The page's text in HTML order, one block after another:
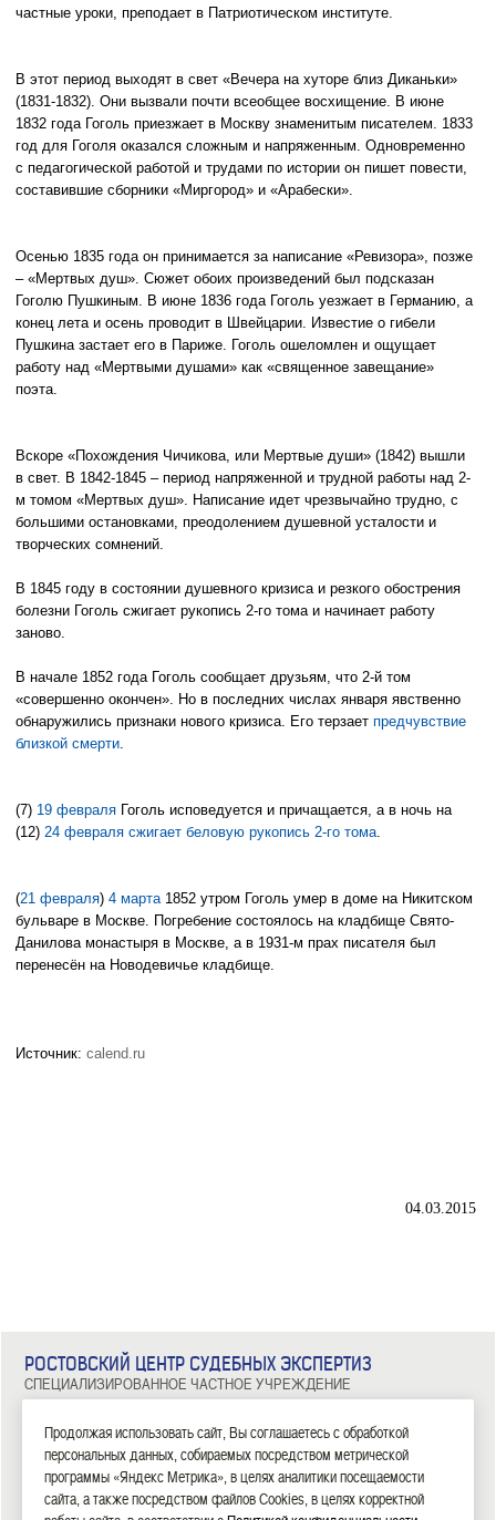
частные уроки, преподает в Патриотическом институте.
В этот период выходят в свет «Вечера на хуторе близ Диканьки»
(1831-1832). Они вызвали почти всеобщее восхищение. В июне
1832 года Гоголь приезжает в Москву знаменитым писателем. 1833
год для Гоголя оказался сложным и напряженным. Одновременно
с педагогической работой и трудами по истории он пишет повести,
составившие сборники «Миргород» и «Арабески».
Осенью 1835 года он принимается за написание «Ревизора», позже
– «Мертвых душ». Сюжет обоих произведений был подсказан
Гоголю Пушкиным. В июне 1836 года Гоголь уезжает в Германию, а
конец лета и осень проводит в Швейцарии. Известие о гибели
Пушкина застает его в Париже. Гоголь ошеломлен и ощущает
работу над «Мертвыми душами» как «священное завещание»
поэта.
Вскоре «Похождения Чичикова, или Мертвые души» (1842) вышли
в свет. В 1842-1845 – период напряженной и трудной работы над 2-
м томом «Мертвых душ». Написание идет чрезвычайно трудно, с
большими остановками, преодолением душевной усталости и
творческих сомнений.
В 1845 году в состоянии душевного кризиса и резкого обострения
болезни Гоголь сжигает рукопись 2-го тома и начинает работу
заново.
В начале 1852 года Гоголь сообщает друзьям, что 2-й том
«совершенно окончен». Но в последних числах января явственно
обнаружились признаки нового кризиса. Его терзает предчувствие
близкой смерти.
(7) 19 февраля Гоголь исповедуется и причащается, а в ночь на
(12) 24 февраля сжигает беловую рукопись 2-го тома.
(21 февраля) 4 марта1852 утром Гоголь умер в доме на Никитском
бульваре в Москве. Погребение состоялось на кладбище Свято-
Данилова монастыря в Москве, а в 1931-м прах писателя был
перенесён на Новодевичье кладбище.
Источник: calend.ru
04.03.2015
РОСТОВСКИЙ ЦЕНТР СУДЕБНЫХ ЭКСПЕРТИЗ
СПЕЦИАЛИЗИРОВАННОЕ ЧАСТНОЕ УЧРЕЖДЕНИЕ
Тел: 8 (863) 209-81-71, 8 (800) 100-34-14
ГЛАВНАЯ|ЭКСПЕРТИЗЫ|НОВОСТИ|ДОКУМЕНТЫ|О НАС|КОНТАКТЫ
2006—2026 СЧУ «Ростовский центр судебных экспертиз»
Продолжая использовать сайт, Вы соглашаетесь с обработкой
персональных данных, собираемых посредством метрической
программы «Яндекс Метрика», в целях аналитики посещаемости
сайта, а также посредством файлов Cookies, в целях корректной